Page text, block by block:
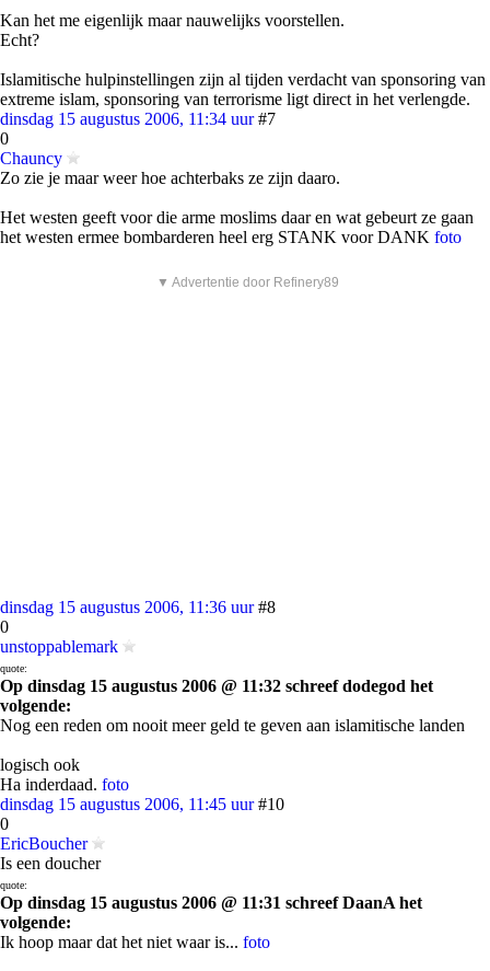
Kan het me eigenlijk maar nauwelijks voorstellen.
Echt?
Islamitische hulpinstellingen zijn al tijden verdacht van sponsoring van
extreme islam, sponsoring van terrorisme ligt direct in het verlengde.
dinsdag 15 augustus 2006, 11:34 uur #7
0
Chauncy
Zo zie je maar weer hoe achterbaks ze zijn daaro.
Het westen geeft voor die arme moslims daar en wat gebeurt ze gaan
het westen ermee bombarderen heel erg STANK voor DANK foto
▼ Advertentie door Refinery89
dinsdag 15 augustus 2006, 11:36 uur #8
0
unstoppablemark
quote:
Op dinsdag 15 augustus 2006 @ 11:32 schreef dodegod het
volgende:
Nog een reden om nooit meer geld te geven aan islamitische landen
logisch ook
Ha inderdaad. foto
dinsdag 15 augustus 2006, 11:45 uur #10
0
EricBoucher
Is een doucher
quote:
Op dinsdag 15 augustus 2006 @ 11:31 schreef DaanA het
volgende:
Ik hoop maar dat het niet waar is... foto